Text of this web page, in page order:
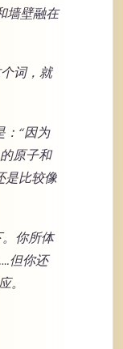
墙壁融在
词，就
：“因为
原子和
是比较像
。你所体
但你还
。